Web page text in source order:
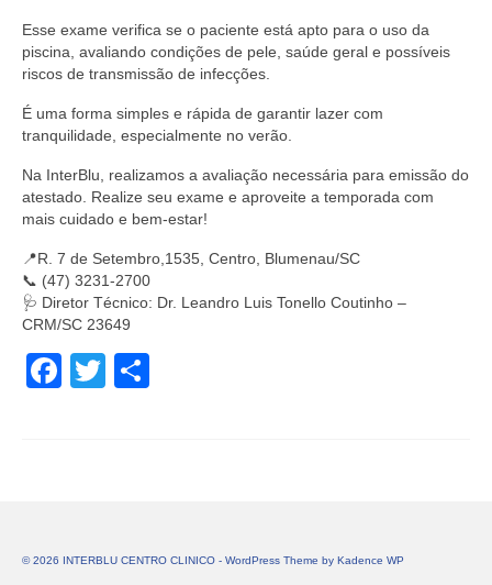
Esse exame verifica se o paciente está apto para o uso da
piscina, avaliando condições de pele, saúde geral e possíveis
riscos de transmissão de infecções.
É uma forma simples e rápida de garantir lazer com
tranquilidade, especialmente no verão.
Na InterBlu, realizamos a avaliação necessária para emissão do
atestado. Realize seu exame e aproveite a temporada com
mais cuidado e bem-estar!
📍R. 7 de Setembro,1535, Centro, Blumenau/SC
📞 (47) 3231-2700
🩺 Diretor Técnico: Dr. Leandro Luis Tonello Coutinho –
CRM/SC 23649
Facebook
Twitter
© 2026 INTERBLU CENTRO CLINICO - WordPress Theme by Kadence WP